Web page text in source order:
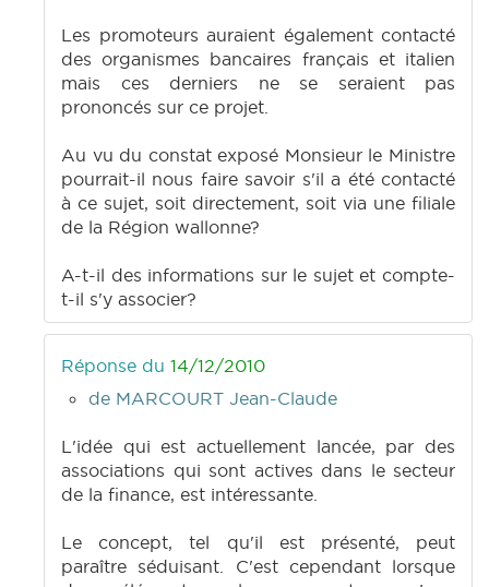
Les promoteurs auraient également contacté
des organismes bancaires français et italien
mais ces derniers ne se seraient pas
prononcés sur ce projet.
Au vu du constat exposé Monsieur le Ministre
pourrait-il nous faire savoir s'il a été contacté
à ce sujet, soit directement, soit via une filiale
de la Région wallonne?
A-t-il des informations sur le sujet et compte-
t-il s'y associer?
Réponse du 14/12/2010
de MARCOURT Jean-Claude
L'idée qui est actuellement lancée, par des
associations qui sont actives dans le secteur
de la finance, est intéressante.
Le concept, tel qu'il est présenté, peut
paraître séduisant. C'est cependant lorsque